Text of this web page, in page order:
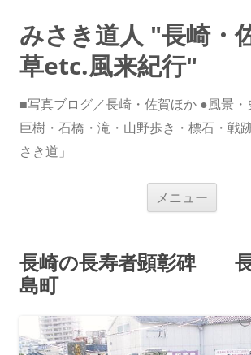
みさき道人 "長崎・
草etc.風来紀行"
■写真ブログ／長崎・佐賀ほか ●風景・
巨樹・石橋・滝・山野歩き・標石・戦
さき道」
メニュー
長崎の長寿者顕彰碑
島町